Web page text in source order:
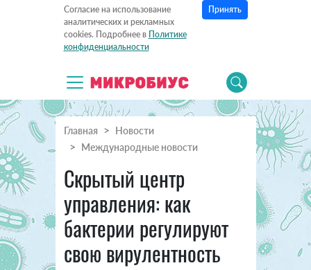
Согласие на использование
аналитических и рекламных
cookies. Подробнее в Политике
конфиденциальности
Принять
Главная
Новости
Международные новости
Скрытый центр
управления: как
бактерии регулируют
свою вирулентность